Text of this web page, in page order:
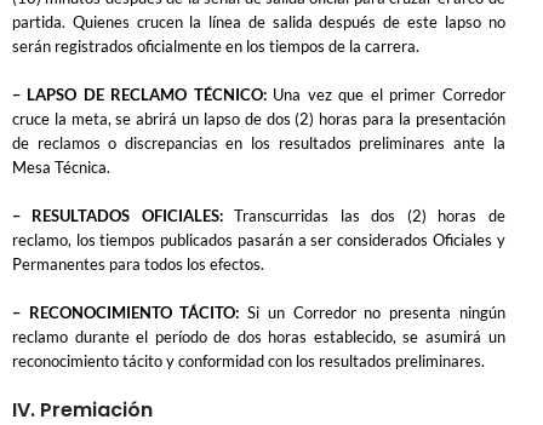
partida. Quienes crucen la línea de salida después de este lapso no
serán registrados oficialmente en los tiempos de la carrera.
– LAPSO DE RECLAMO TÉCNICO:Una vez que el primer Corredor
cruce la meta, se abrirá un lapso de dos (2) horas para la presentación
de reclamos o discrepancias en los resultados preliminares ante la
Mesa Técnica.
– RESULTADOS OFICIALES:Transcurridas las dos (2) horas de
reclamo, los tiempos publicados pasarán a ser considerados Oficiales y
Permanentes para todos los efectos.
– RECONOCIMIENTO TÁCITO: Si un Corredor no presenta ningún
reclamo durante el período de dos horas establecido, se asumirá un
reconocimiento tácito y conformidad con los resultados preliminares.
IV. Premiación